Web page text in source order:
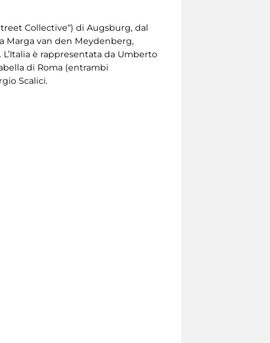
Collective“) di Augsburg, dal
Marga van den Meydenberg,
è rappresentata da Umberto
di Roma (entrambi
Scalici.